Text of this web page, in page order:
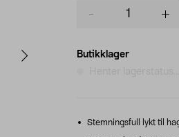
Butikklager
Stemningsfull lykt til